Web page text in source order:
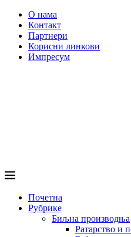
О нама
Контакт
Партнери
Корисни линкови
Импресум
Почетна
Рубрике
Биљна производња
Ратарство и